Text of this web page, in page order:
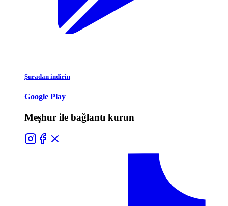
Şuradan indirin
Google Play
Meşhur ile bağlantı kurun